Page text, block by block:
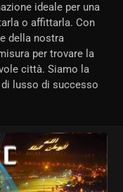
ideale per una
o affittarla. Con
della nostra
per trovare la
città. Siamo la
lusso di successo